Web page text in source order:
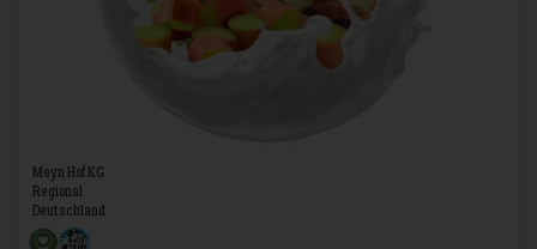
Meyn Hof KG
Regional
Deutschland